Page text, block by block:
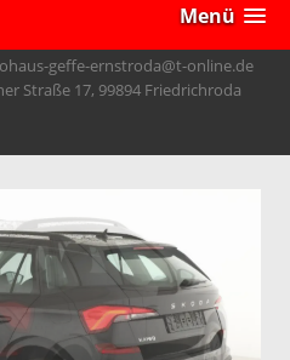
Menü
geffe-ernstroda@t-online.de
Straße 17, 99894 Friedrichroda